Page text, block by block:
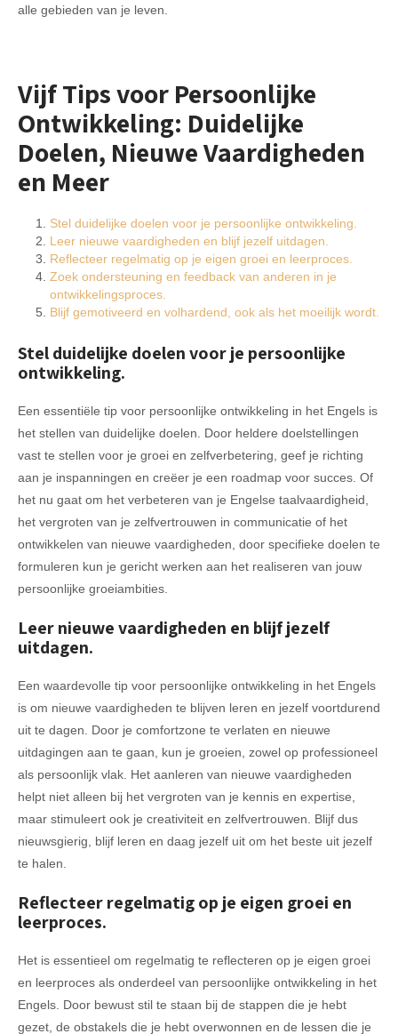
alle gebieden van je leven.
Vijf Tips voor Persoonlijke
Ontwikkeling: Duidelijke
Doelen, Nieuwe Vaardigheden
en Meer
Stel duidelijke doelen voor je persoonlijke ontwikkeling.
Leer nieuwe vaardigheden en blijf jezelf uitdagen.
Reflecteer regelmatig op je eigen groei en leerproces.
Zoek ondersteuning en feedback van anderen in je
ontwikkelingsproces.
Blijf gemotiveerd en volhardend, ook als het moeilijk wordt.
Stel duidelijke doelen voor je persoonlijke
ontwikkeling.
Een essentiële tip voor persoonlijke ontwikkeling in het Engels is
het stellen van duidelijke doelen. Door heldere doelstellingen
vast te stellen voor je groei en zelfverbetering, geef je richting
aan je inspanningen en creëer je een roadmap voor succes. Of
het nu gaat om het verbeteren van je Engelse taalvaardigheid,
het vergroten van je zelfvertrouwen in communicatie of het
ontwikkelen van nieuwe vaardigheden, door specifieke doelen te
formuleren kun je gericht werken aan het realiseren van jouw
persoonlijke groeiambities.
Leer nieuwe vaardigheden en blijf jezelf
uitdagen.
Een waardevolle tip voor persoonlijke ontwikkeling in het Engels
is om nieuwe vaardigheden te blijven leren en jezelf voortdurend
uit te dagen. Door je comfortzone te verlaten en nieuwe
uitdagingen aan te gaan, kun je groeien, zowel op professioneel
als persoonlijk vlak. Het aanleren van nieuwe vaardigheden
helpt niet alleen bij het vergroten van je kennis en expertise,
maar stimuleert ook je creativiteit en zelfvertrouwen. Blijf dus
nieuwsgierig, blijf leren en daag jezelf uit om het beste uit jezelf
te halen.
Reflecteer regelmatig op je eigen groei en
leerproces.
Het is essentieel om regelmatig te reflecteren op je eigen groei
en leerproces als onderdeel van persoonlijke ontwikkeling in het
Engels. Door bewust stil te staan bij de stappen die je hebt
gezet, de obstakels die je hebt overwonnen en de lessen die je